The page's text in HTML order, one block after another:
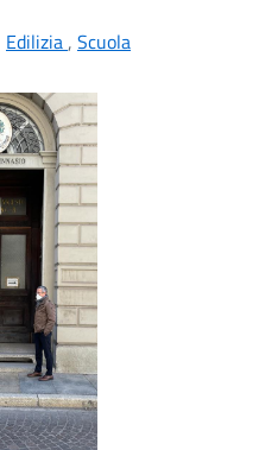
Edilizia, Scuola